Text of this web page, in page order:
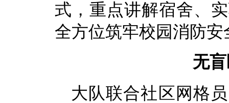
式，重点讲解宿舍、
全方位筑牢校园消防安
无
大队联合社区网格